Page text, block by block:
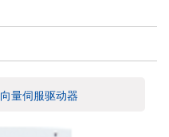
向量伺服驱动器